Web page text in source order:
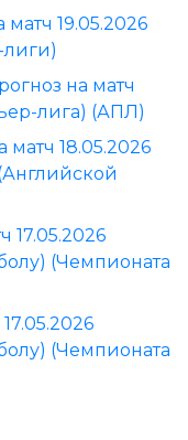
матч 19.05.2026
на матч
лига) (АПЛ)
18.05.2026
17.05.2026
(Чемпионата
(Чемпионата